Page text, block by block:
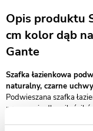
Opis produktu
cm kolor dąb
Gante
Szafka łazienkowa
naturalny, czarne
Podwieszana szafka
propozycja dla